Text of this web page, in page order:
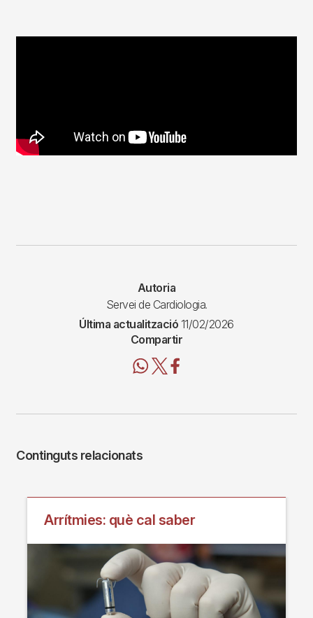
Autoria
Servei de Cardiologia.
Última actualització 11/02/2026
Compartir
Continguts relacionats
Arrítmies: què cal saber